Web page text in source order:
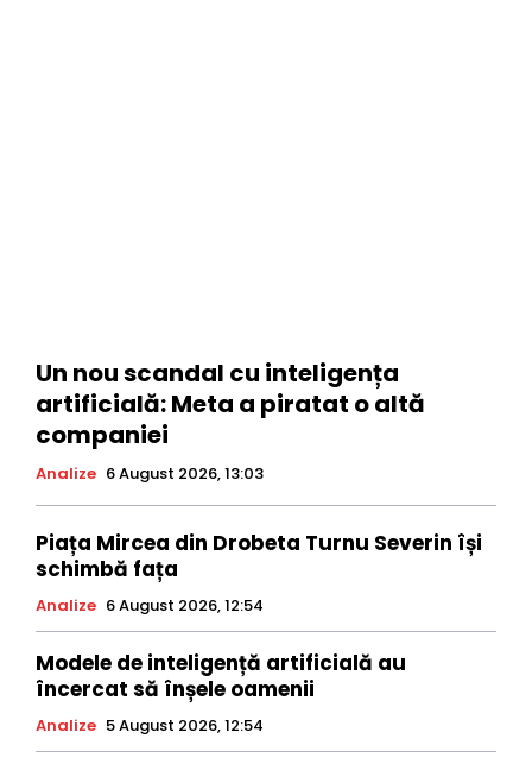
Un nou scandal cu inteligența
artificială: Meta a piratat o altă
companiei
Analize 6 August 2026, 13:03
Piața Mircea din Drobeta Turnu Severin își
schimbă fața
Analize 6 August 2026, 12:54
Modele de inteligență artificială au
încercat să înșele oamenii
Analize 5 August 2026, 12:54